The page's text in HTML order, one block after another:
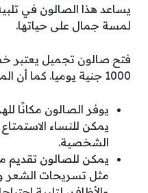
يساعد هذا الصالون في
لمسة جمال على حياتها.
فتح صالون تجميل يعتبر
1000 جنية يوميا. كما أن المشروع له أهمية كبيرة وهي:
يوفر الصالون مكانًا
يمكن للنساء
الشخصية.
يمكن للصالون
مثل تسريحات الشعر